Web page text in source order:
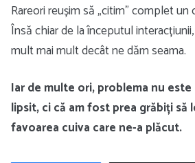
Rareori reușim să „citim” complet
Însă chiar de la începutul
mult mai mult decât ne dăm seama.
Iar de multe ori, problema nu este
lipsit, ci că am fost prea grăbiți să
favoarea cuiva care ne-a plăcut.